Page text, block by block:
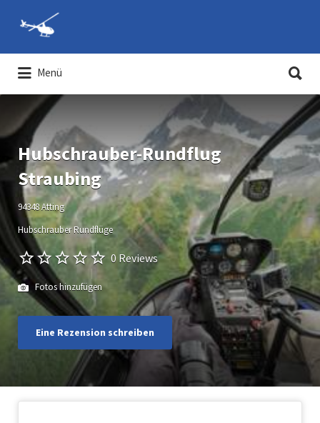
Hubschrauber-Rundflüge und
Hubschrauber selber fliegen
Suchen
nach:
Menü
nach:
Hubschrauber-Rundflug
Straubing
94348 Atting
Hubschrauber Rundflüge
0 Reviews
Fotos hinzufügen
Eine Rezension schreiben